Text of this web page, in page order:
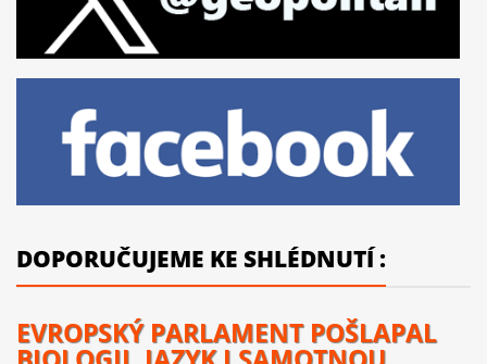
DOPORUČUJEME KE SHLÉDNUTÍ :
EVROPSKÝ PARLAMENT POŠLAPAL